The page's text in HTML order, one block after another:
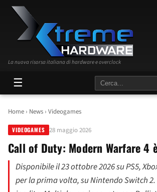
La nuova risorsa italiana di hardware e overclock
☰
Home › News › Videogames
VIDEOGAMES 28 maggio 2026
Call of Duty: Modern Warfare 4
Disponibile il 23 ottobre 2026 su PS5,
per la prima volta, su Nintendo Switch